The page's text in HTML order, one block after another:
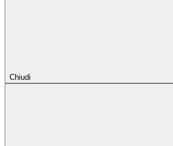
Chiudi